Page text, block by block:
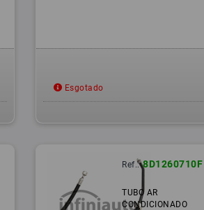
Esgotado
Ref.: 8D1260710F
TUBO AR
CONDICIONADO